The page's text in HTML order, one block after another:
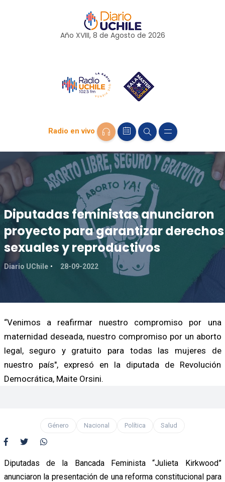
Año XVIII, 8 de Agosto de 2026
Radio en vivo
Diputadas feministas anunciaron
proyecto para garantizar derechos
sexuales y reproductivos
Diario UChile 28-09-2022
“Venimos a reafirmar nuestro compromiso por una
maternidad deseada, nuestro compromiso por un aborto
legal, seguro y gratuito para todas las mujeres de
nuestro país", expresó en la diputada de Revolución
Democrática, Maite Orsini.
Género Nacional Política Salud
Diputadas de la Bancada Feminista “Julieta Kirkwood”
anunciaron la presentación de una reforma constitucional para